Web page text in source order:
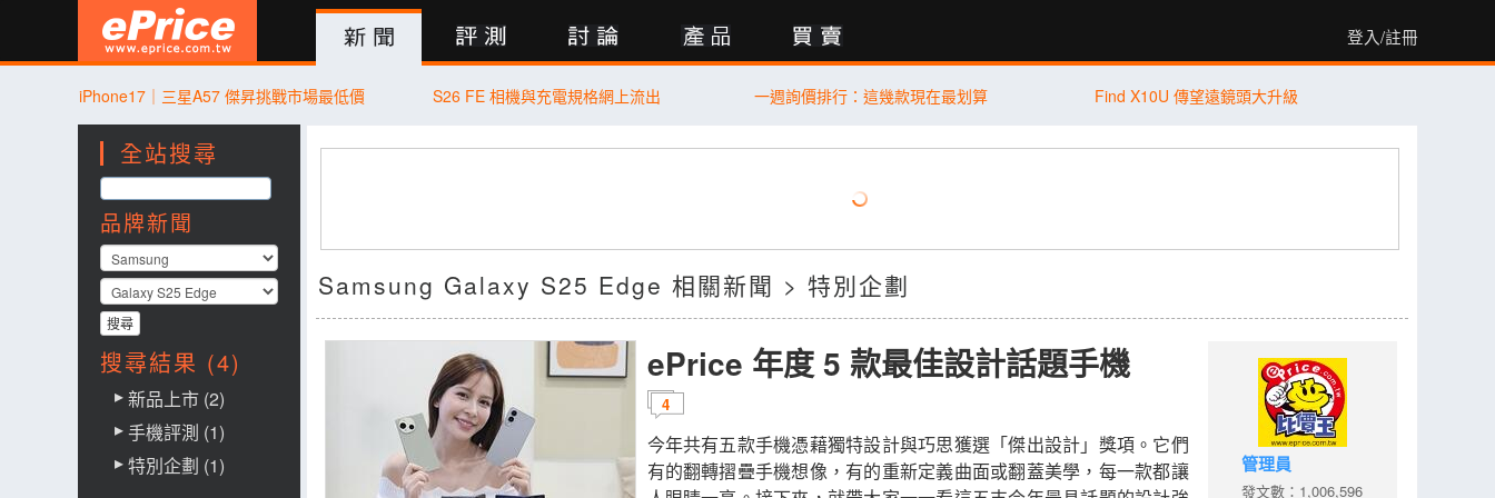
登入/註冊
評測 討論 產品 買賣 登入 行動版
iPhone17｜三星A57 傑昇挑戰市場最低價 S26 FE 相機與充電規格網上流出 一週詢價排行：這幾款現在最划算 Find X10U 傳望遠鏡頭大升級
全站搜尋
品牌新聞
搜尋結果 (4)
新品上市 (2)
手機評測 (1)
特別企劃 (1)
Samsung Galaxy S25 Edge 相關新聞 > 特別企劃
ePrice 年度 5 款最佳設計話題手機
管理員
發文數：1,006,596
4
今年共有五款手機憑藉獨特設計與巧思獲選「傑出設計」獎項。它們
有的翻轉摺疊手機想像，有的重新定義曲面或翻蓋美學，每一款都讓